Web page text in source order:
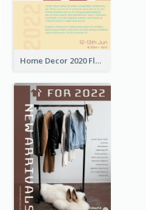
Home Decor 2020 Flyer